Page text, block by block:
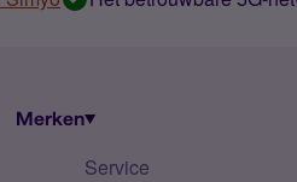
Merken
Service